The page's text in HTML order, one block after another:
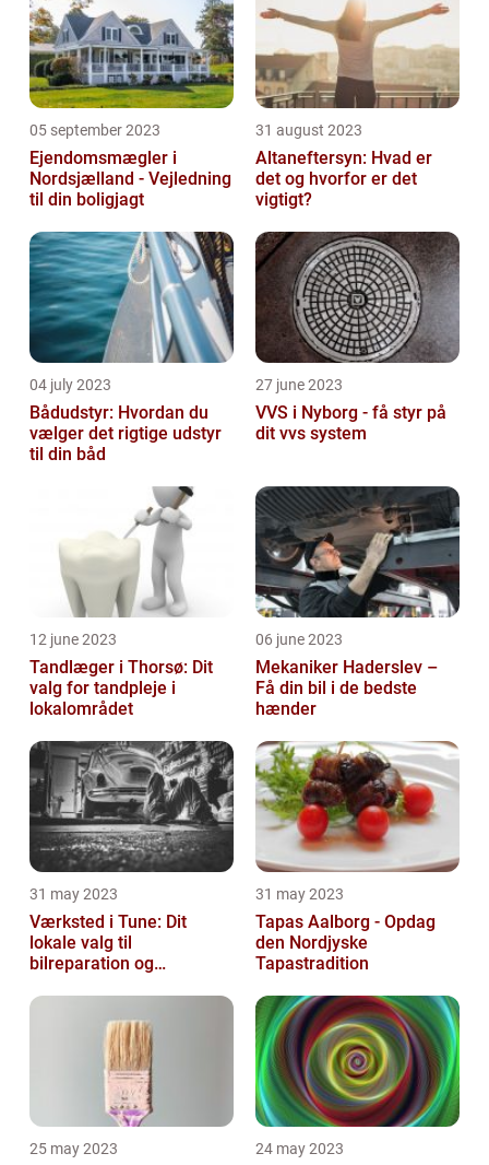
05 september 2023
Ejendomsmægler i
Nordsjælland - Vejledning
til din boligjagt
31 august 2023
Altaneftersyn: Hvad er
det og hvorfor er det
vigtigt?
04 july 2023
Bådudstyr: Hvordan du
vælger det rigtige udstyr
til din båd
27 june 2023
VVS i Nyborg - få styr på
dit vvs system
12 june 2023
Tandlæger i Thorsø: Dit
valg for tandpleje i
lokalområdet
06 june 2023
Mekaniker Haderslev –
Få din bil i de bedste
hænder
31 may 2023
Værksted i Tune: Dit
lokale valg til
bilreparation og
31 may 2023
Tapas Aalborg - Opdag
den Nordjyske
Tapastradition
25 may 2023 24 may 2023